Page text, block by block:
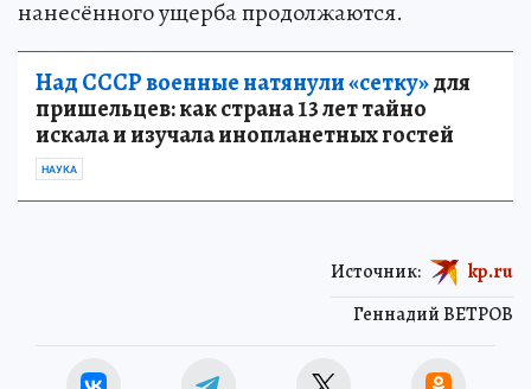
нанесённого ущерба продолжаются.
Над СССР военные натянули «сетку»для
пришельцев: как страна 13 лет тайно
искала и изучала инопланетных гостей
НАУКА
Геннадий ВЕТРОВ
Источник: kp.ru